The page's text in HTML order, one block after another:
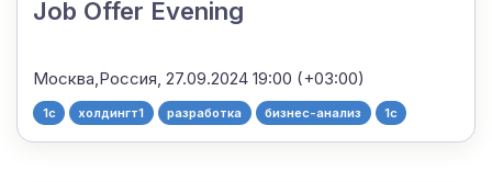
Job Offer Evening
Москва,Россия,27.09.2024 19:00 (+03:00)
1c холдингт1 разработка бизнес-анализ 1с